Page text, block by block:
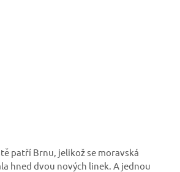
patří Brnu, jelikož se moravská
hned dvou nových linek. A jednou